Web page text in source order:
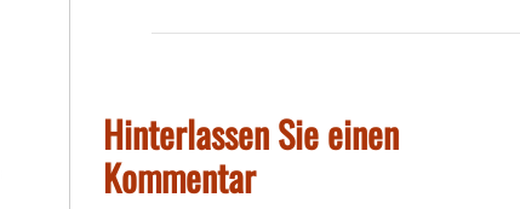
Hinterlassen Sie einen
Kommentar